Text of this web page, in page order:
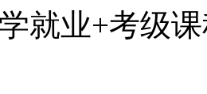
就业+考级